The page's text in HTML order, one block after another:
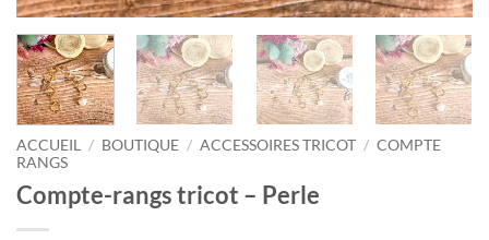
ACCUEIL / BOUTIQUE / ACCESSOIRES TRICOT / COMPTE
RANGS
Compte-rangs tricot – Perle